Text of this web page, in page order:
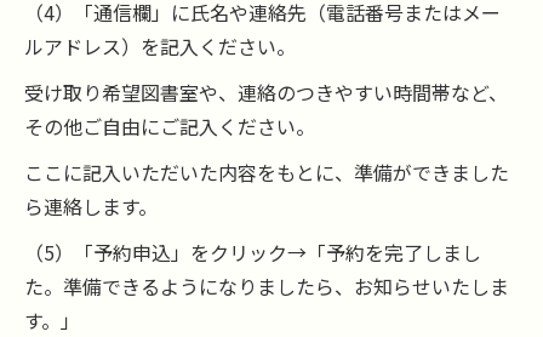
（4）「通信欄」に氏名や連絡先（電話番号またはメー
ルアドレス）を記入ください。
受け取り希望図書室や、連絡のつきやすい時間帯など、
その他ご自由にご記入ください。
ここに記入いただいた内容をもとに、準備ができました
ら連絡します。
（5）「予約申込」をクリック→「予約を完了しまし
た。準備できるようになりましたら、お知らせいたしま
す。」